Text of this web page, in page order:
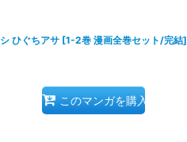
ひぐちアサ [1-2巻 漫画全巻セット/完結]
このマンガを購入